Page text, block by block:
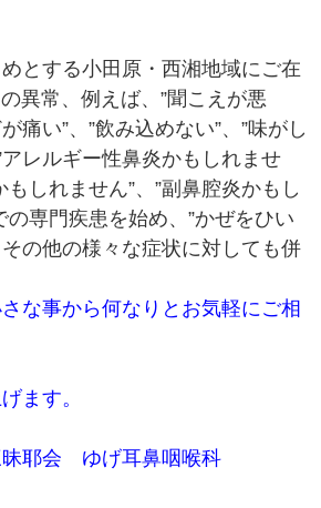
とする小田原・西湘地域にご在
の異常、例えば、”聞こえが悪
痛い”、”飲み込めない”、”味がし
アレルギー性鼻炎かもしれませ
しれません”、”副鼻腔炎かもし
専門疾患を始め、”かぜをひい
の他の様々な症状に対しても併
な事から何なりとお気軽にご相
ます。
げ耳鼻咽喉科